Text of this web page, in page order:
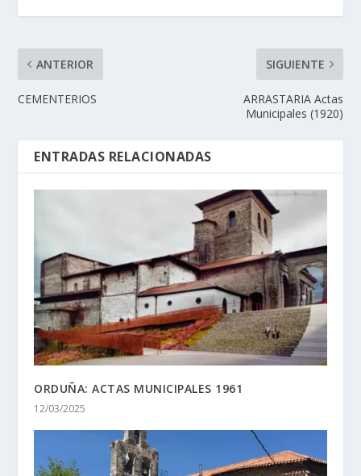
ANTERIOR
CEMENTERIOS
SIGUIENTE
ARRASTARIA Actas
Municipales (1920)
ENTRADAS RELACIONADAS
ORDUÑA: ACTAS MUNICIPALES 1961
12/03/2025